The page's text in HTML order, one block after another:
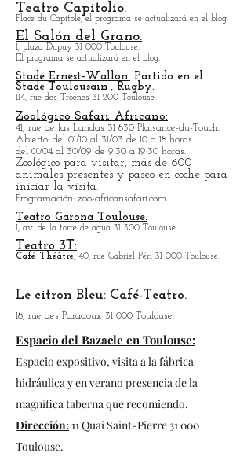
Teatro Capitolio.
Place du Capitole, el programa se actualizará en el blog.
El Salón del Grano.
1, plaza Dupuy 31 000 Toulouse.
El programa se actualizará en el blog.
Stade Ernest-Wallon: Partido en el
Stade Toulousain , Rugby.
114, rue des Troènes 31 200 Toulouse.
Zoológico Safari Africano:
41, rue de las Landas 31 830 Plaisance-du-Touch.
Abierto: del 01/10 al 31/03 de 10 a 18 horas.
del 01/04 al 30/09 de 9:30 a 19:30 horas.
Zoológico para visitar, más de 600
animales presentes y paseo en coche para
iniciar la visita.
Programación: zoo-africansafari.com
Teatro Garona Toulouse.
1, av. de la torre de agua 31 300 Toulouse.
Café Théâtre, 40, rue Gabriel Péri 31 000 Toulouse.
Espacio del Bazacle en Toulouse:
Espacio expositivo, visita a la fábrica
hidráulica y en verano presencia de la
magnífica taberna que recomiendo.